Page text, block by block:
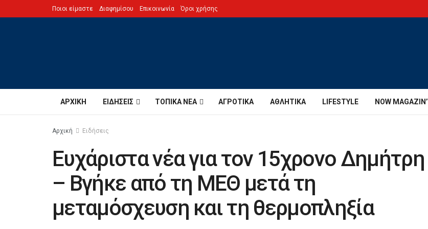
Ποιοι είμαστε Διαφημίσου Επικοινωνία Όροι χρήσης
ΑΡΧΙΚΉ ΕΙΔΉΣΕΙΣ ΤΟΠΙΚΆ ΝΈΑ ΑΓΡΟΤΙΚΆ ΑΘΛΗΤΙΚΆ LIFESTYLE NOW MAGAZIN’
Αρχική Ειδήσεις
Ευχάριστα νέα για τον 15χρονο Δημήτρη
– Βγήκε από τη ΜΕΘ μετά τη
μεταμόσχευση και τη θερμοπληξία